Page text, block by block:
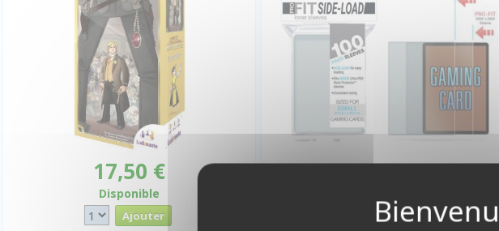
17,50 €
Disponible
Disponible